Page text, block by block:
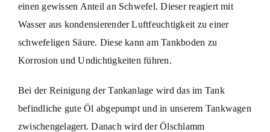
einen gewissen Anteil an Schwefel. Dieser reagiert mit
Wasser aus kondensierender Luftfeuchtigkeit zu einer
schwefeligen Säure. Diese kann am Tankboden zu
Korrosion und Undichtigkeiten führen.
Bei der Reinigung der Tankanlage wird das im Tank
befindliche gute Öl abgepumpt und in unserem Tankwagen
zwischengelagert. Danach wird der Ölschlamm